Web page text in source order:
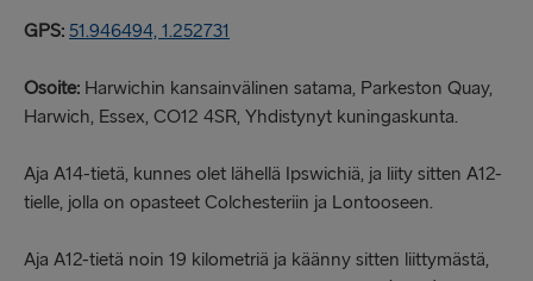
GPS: 51.946494, 1.252731
Osoite: Harwichin kansainvälinen satama, Parkeston Quay,
Harwich, Essex, CO12 4SR, Yhdistynyt kuningaskunta.
Aja A14-tietä, kunnes olet lähellä Ipswichiä, ja liity sitten A12-
tielle, jolla on opasteet Colchesteriin ja Lontooseen.
Aja A12-tietä noin 19 kilometriä ja käänny sitten liittymästä,